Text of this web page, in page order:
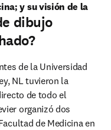
y su visión de la
dibujo
de la Universidad
NL tuvieron la
de todo el
organizó dos
de Medicina en